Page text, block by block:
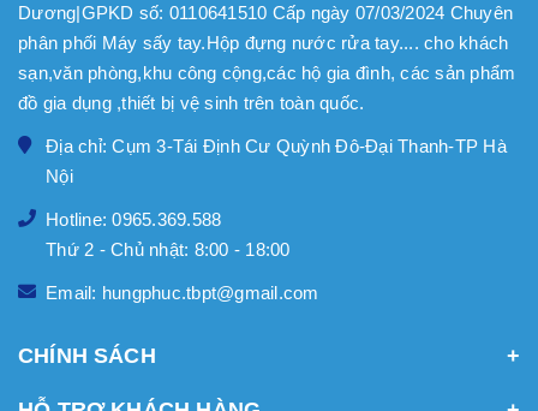
Dương|GPKD số: 0110641510 Cấp ngày 07/03/2024 Chuyên
phân phối Máy sấy tay.Hộp đựng nước rửa tay.... cho khách
sạn,văn phòng,khu công cộng,các hộ gia đình, các sản phẩm
đồ gia dụng ,thiết bị vệ sinh trên toàn quốc.
Địa chỉ: Cụm 3-Tái Định Cư Quỳnh Đô-Đại Thanh-TP Hà
Nội
Hotline: 0965.369.588
Thứ 2 - Chủ nhật: 8:00 - 18:00
Email: hungphuc.tbpt@gmail.com
CHÍNH SÁCH